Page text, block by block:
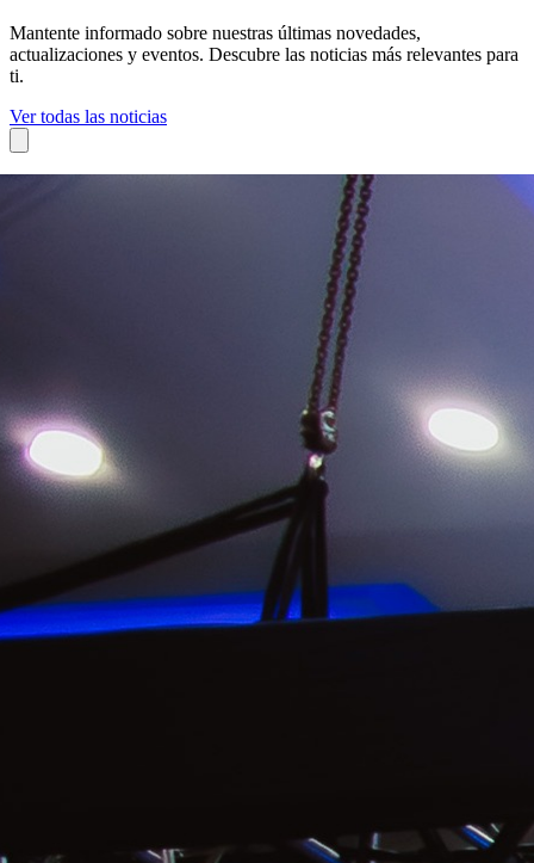
Mantente informado sobre nuestras últimas novedades,
actualizaciones y eventos. Descubre las noticias más relevantes para
ti.
Ver todas las noticias